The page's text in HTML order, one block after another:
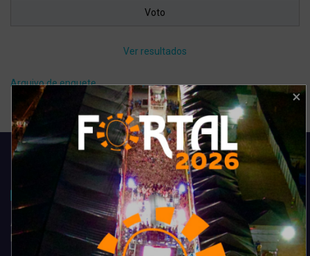
Ver resultados
Arquivo de enquete
Acompanhe todas as novidades do entretenimento na região de
Fortaleza. Dicas, promoções, coberturas exclusivas e muito mais.